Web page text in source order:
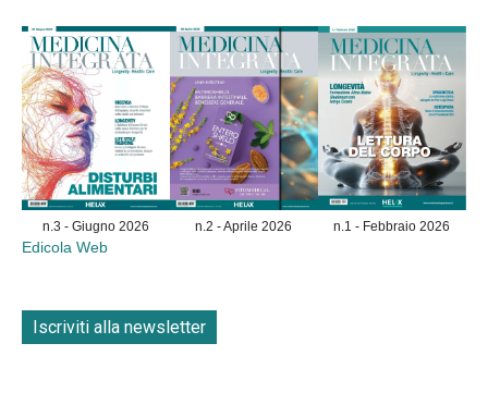
n.3 - Giugno 2026 n.2 - Aprile 2026 n.1 - Febbraio 2026
Edicola Web
Iscriviti alla newsletter